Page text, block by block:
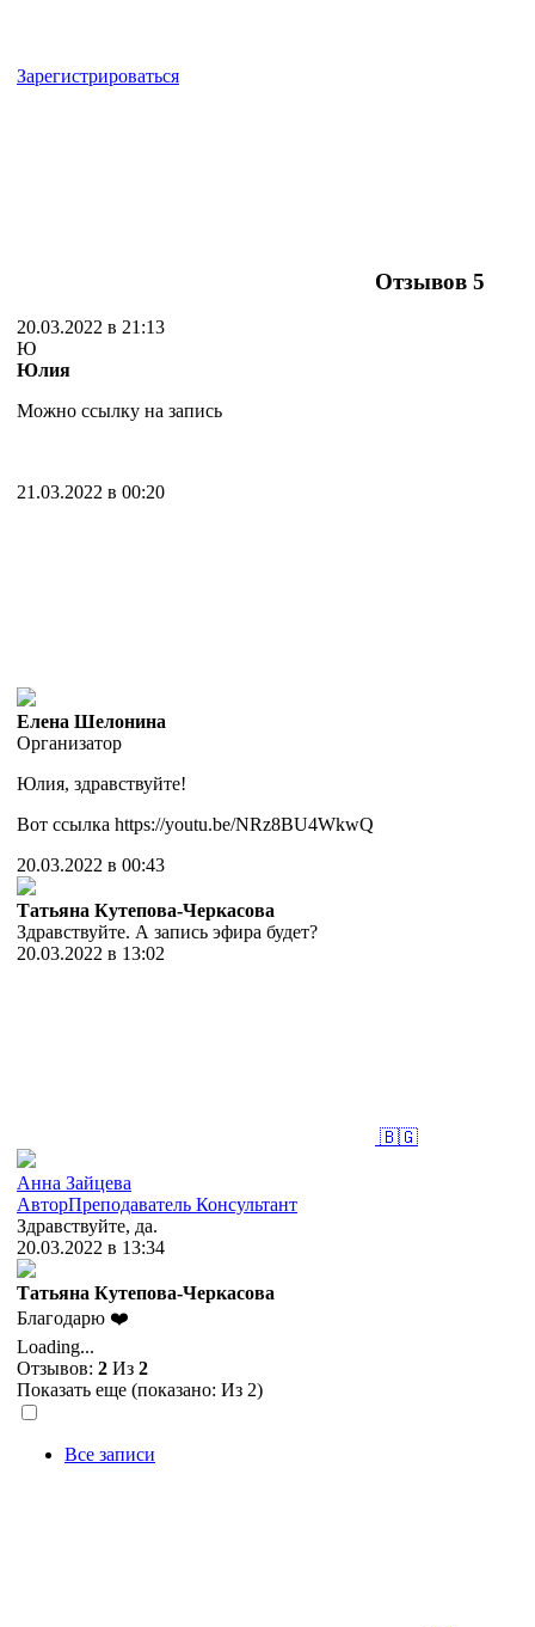
Зарегистрироваться
Отзывов 5
20.03.2022 в 21:13
Ю
Юлия
Можно ссылку на запись
21.03.2022 в 00:20
Елена Шелонина
Организатор
Юлия, здравствуйте!
Вот ссылка https://youtu.be/NRz8BU4WkwQ
20.03.2022 в 00:43
Татьяна Кутепова-Черкасова
Здравствуйте. А запись эфира будет?
20.03.2022 в 13:02
🇧🇬
Анна Зайцева
АвторПреподаватель Консультант
Здравствуйте, да.
20.03.2022 в 13:34
Татьяна Кутепова-Черкасова
Благодарю ❤️
Loading...
Отзывов: 2 Из 2
Показать еще (показано: Из 2)
Все записи